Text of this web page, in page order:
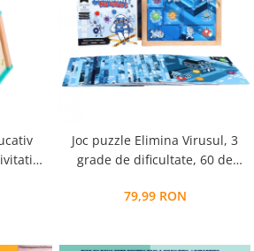
Joc puzzle Elimina Virusul, 3
grade de dificultate, 60 de
Montessori educativ pentru
79,99 RON